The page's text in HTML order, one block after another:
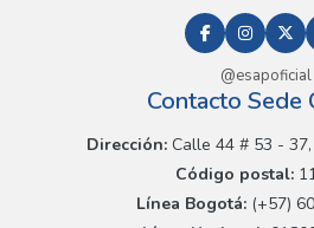
@esapoficial
Contacto Sede
Dirección:Calle 44 # 53 - 37,
Código postal:
Línea Bogotá:(+57)